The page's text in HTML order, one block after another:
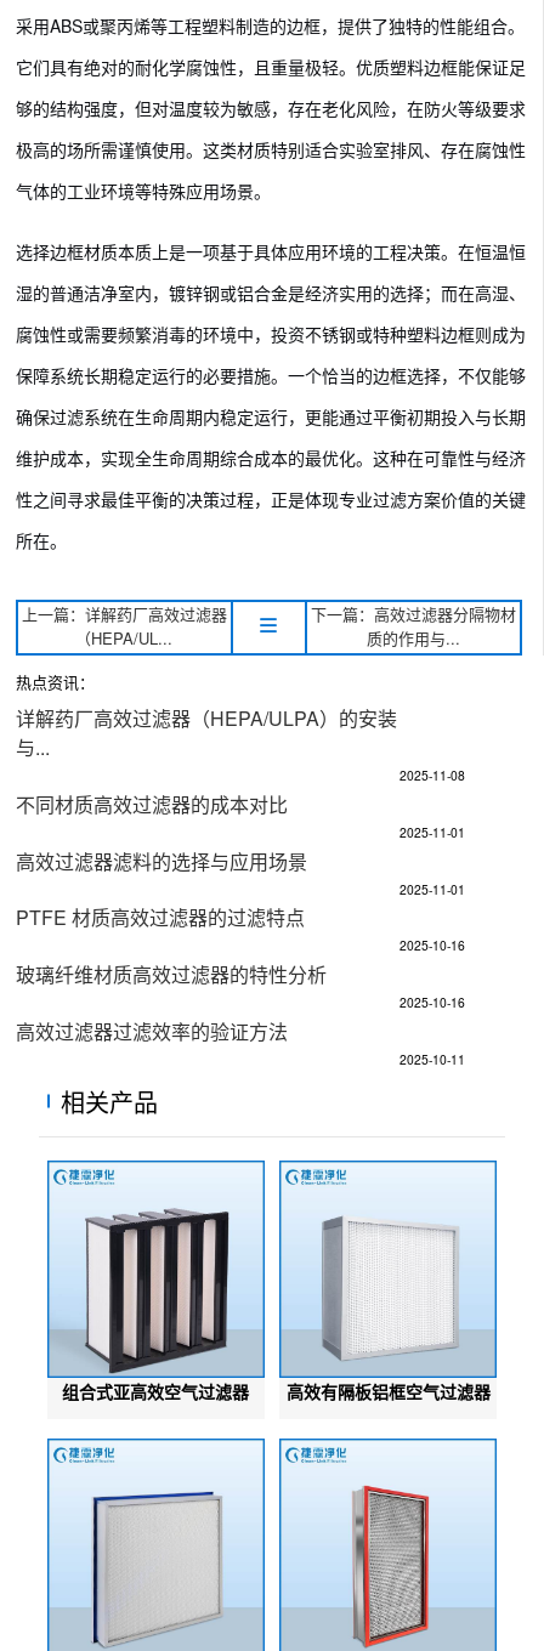
采用ABS或聚丙烯等工程塑料制造的边框，提供了独特的性能组合。
它们具有绝对的耐化学腐蚀性，且重量极轻。优质塑料边框能保证足
够的结构强度，但对温度较为敏感，存在老化风险，在防火等级要求
极高的场所需谨慎使用。这类材质特别适合实验室排风、存在腐蚀性
气体的工业环境等特殊应用场景。
选择边框材质本质上是一项基于具体应用环境的工程决策。在恒温恒
湿的普通洁净室内，镀锌钢或铝合金是经济实用的选择；而在高湿、
腐蚀性或需要频繁消毒的环境中，投资不锈钢或特种塑料边框则成为
保障系统长期稳定运行的必要措施。一个恰当的边框选择，不仅能够
确保过滤系统在生命周期内稳定运行，更能通过平衡初期投入与长期
维护成本，实现全生命周期综合成本的最优化。这种在可靠性与经济
性之间寻求最佳平衡的决策过程，正是体现专业过滤方案价值的关键
所在。
上一篇：详解药厂高效过滤器
（HEPA/UL...
下一篇：高效过滤器分隔物材
质的作用与...
热点资讯：
详解药厂高效过滤器（HEPA/ULPA）的安装
与...
2025-11-08
不同材质高效过滤器的成本对比​
2025-11-01
高效过滤器滤料的选择与应用场景​
2025-11-01
PTFE 材质高效过滤器的过滤特点​
2025-10-16
玻璃纤维材质高效过滤器的特性分析​
2025-10-16
高效过滤器过滤效率的验证方法​
2025-10-11
相关产品
组合式亚高效空气过滤器 高效有隔板铝框空气过滤器